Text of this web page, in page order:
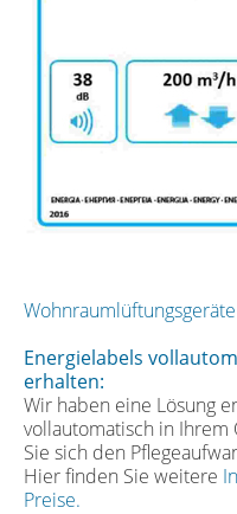
Wohnraumlüftungsgeräte
Energielabels
erhalten:
Wir haben eine Lösung
vollautomatisch in Ihrem
Sie sich den
Hier finden Sie weitere
Preise.